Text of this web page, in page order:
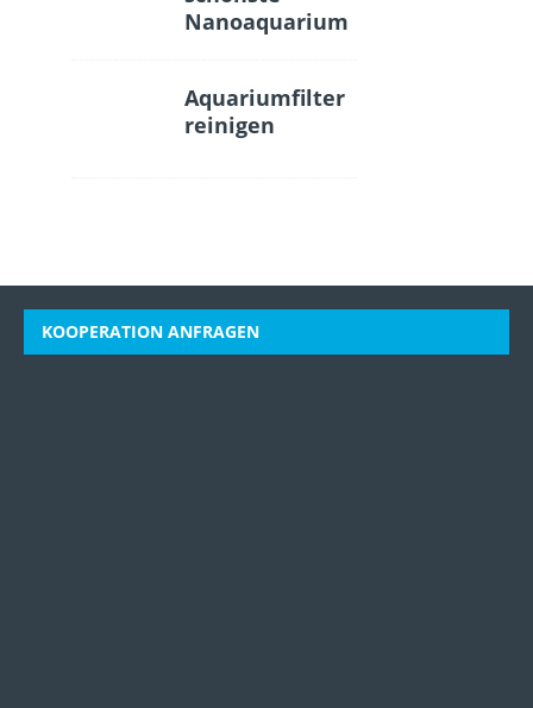
Nanoaquarium
Aquariumfilter
reinigen
KOOPERATION ANFRAGEN